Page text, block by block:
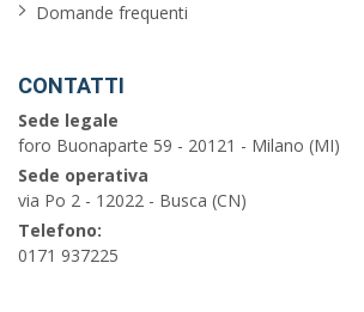
Domande frequenti
CONTATTI
Sede legale
foro Buonaparte 59 - 20121 - Milano (MI)
Sede operativa
via Po 2 - 12022 - Busca (CN)
Telefono:
0171 937225